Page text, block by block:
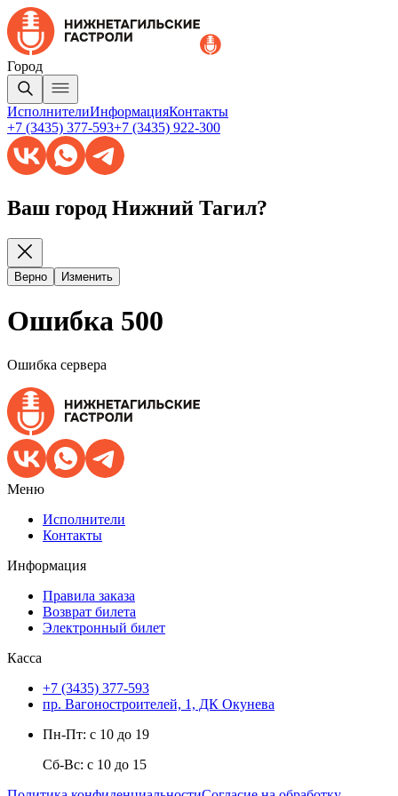
Город
ИсполнителиИнформацияКонтакты
+7 (3435) 377-593+7 (3435) 922-300
Ваш город Нижний Тагил?
Верно Изменить
Ошибка 500
Ошибка сервера
Меню
Исполнители
Контакты
Информация
Правила заказа
Возврат билета
Электронный билет
Касса
+7 (3435) 377-593
пр. Вагоностроителей, 1, ДК Окунева
Пн-Пт: с 10 до 19
Сб-Вс: с 10 до 15